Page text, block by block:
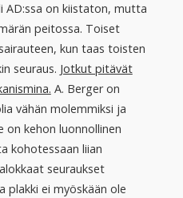
AD:ssa on kiistaton, mutta
peitossa. Toiset
kun taas toisten
seuraus. Jotkut pitävät
A. Berger on
vähän molemmiksi ja
on kehon luonnollinen
kohotessaan liian
seuraukset
plakki ei myöskään ole